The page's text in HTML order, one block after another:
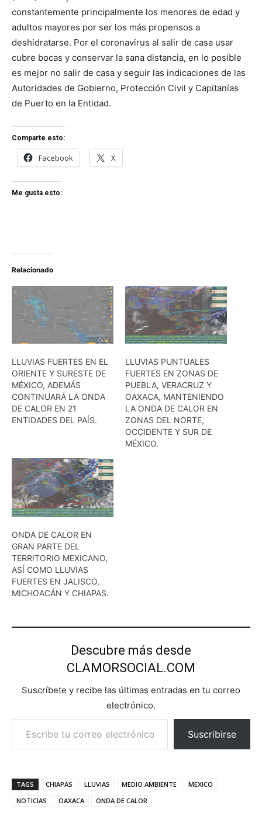
constantemente principalmente los menores de edad y
adultos mayores por ser los más propensos a
deshidratarse. Por el coronavirus al salir de casa usar
cubre bocas y conservar la sana distancia, en lo posible
es mejor no salir de casa y seguir las indicaciones de las
Autoridades de Gobierno, Protección Civil y Capitanías
de Puerto en la Entidad.
Comparte esto:
Facebook X
Me gusta esto:
Relacionado
LLUVIAS FUERTES EN EL
ORIENTE Y SURESTE DE
MÉXICO, ADEMÁS
CONTINUARÁ LA ONDA
DE CALOR EN 21
ENTIDADES DEL PAÍS.
LLUVIAS PUNTUALES
FUERTES EN ZONAS DE
PUEBLA, VERACRUZ Y
OAXACA, MANTENIENDO
LA ONDA DE CALOR EN
ZONAS DEL NORTE,
OCCIDENTE Y SUR DE
MÉXICO.
ONDA DE CALOR EN
GRAN PARTE DEL
TERRITORIO MEXICANO,
ASÍ COMO LLUVIAS
FUERTES EN JALISCO,
MICHOACÁN Y CHIAPAS.
Descubre más desde
CLAMORSOCIAL.COM
Suscríbete y recibe las últimas entradas en tu correo
electrónico.
Escribe tu correo electrónico…
Suscribirse
TAGS CHIAPAS LLUVIAS MEDIO AMBIENTE
MEXICO
NOTICIAS
OAXACA ONDA DE CALOR